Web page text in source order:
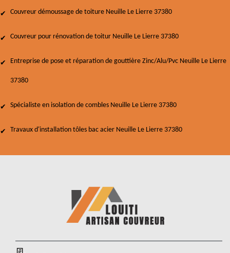
Couvreur démoussage de toiture Neuille Le Lierre 37380
Couvreur pour rénovation de toitur Neuille Le Lierre 37380
Entreprise de pose et réparation de gouttière Zinc/Alu/Pvc Neuille Le Lierre
37380
Spécialiste en isolation de combles Neuille Le Lierre 37380
Travaux d'installation tôles bac acier Neuille Le Lierre 37380